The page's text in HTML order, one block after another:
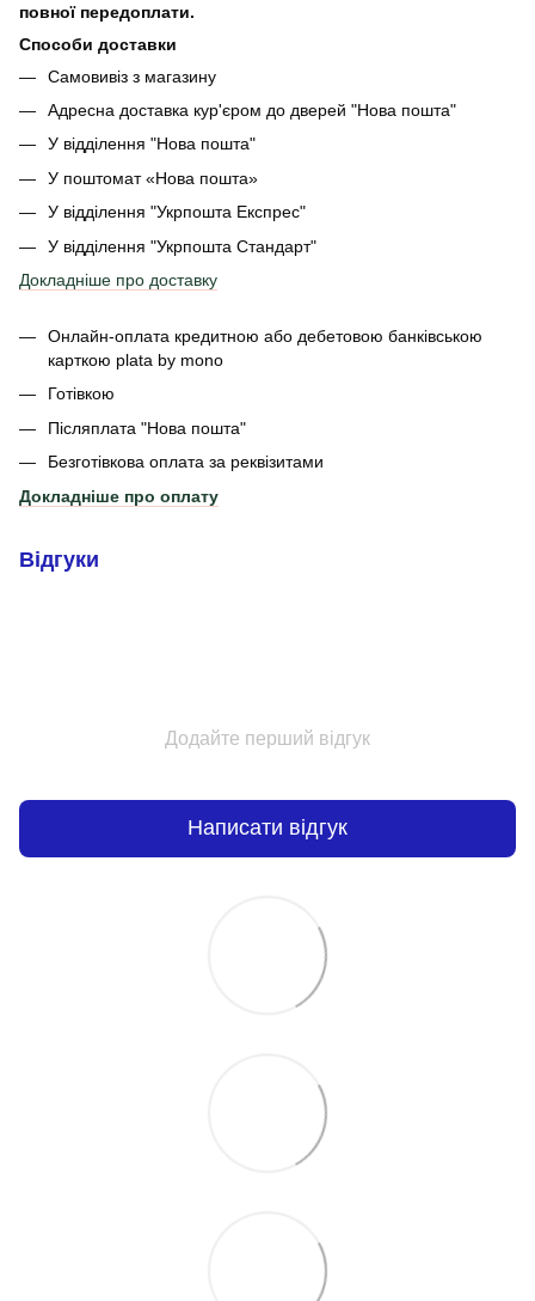
повної передоплати.
Способи доставки
Самовивіз з магазину
Адресна доставка кур'єром до дверей "Нова пошта"
У відділення "Нова пошта"
У поштомат «Нова пошта»
У відділення "Укрпошта Експрес"
У відділення "Укрпошта Стандарт"
Докладніше про доставку
Онлайн-оплата кредитною або дебетовою банківською
карткою plata by mono
Готівкою
Післяплата "Нова пошта"
Безготівкова оплата за реквізитами
Докладніше про оплату
Відгуки
Додайте перший відгук
Написати відгук